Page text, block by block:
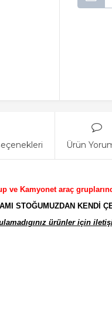
Ürün
ve Kamyonet araç
STOĞUMUZDAN KENDİ
ürünler için